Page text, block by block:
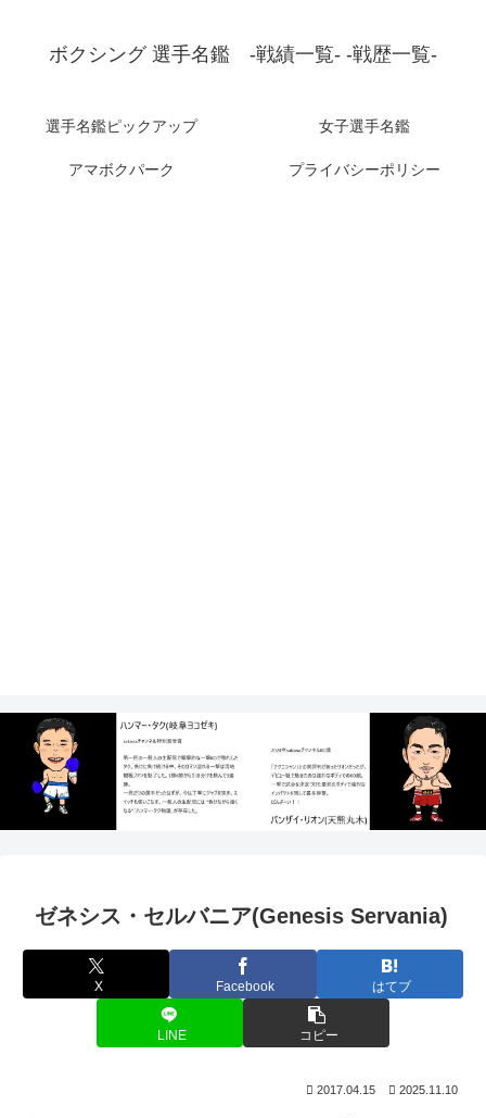
ボクシング 選手名鑑 -戦績一覧- -戦歴一覧-
選手名鑑ピックアップ 女子選手名鑑
アマボクパーク プライバシーポリシー
ゼネシス・セルバニア(Genesis Servania)
X Facebook はてブ
LINE コピー
2017.04.15 2025.11.10